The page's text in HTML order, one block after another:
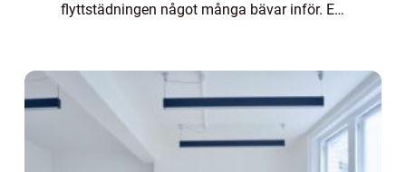
flyttstädningen något många bävar inför. En
undvika onö...